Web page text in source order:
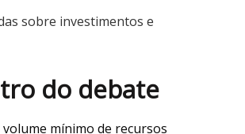
sobre investimentos e
do debate
mínimo de recursos